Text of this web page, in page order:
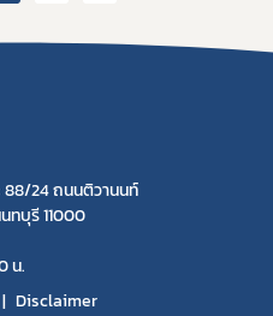
88/24 ถนนติวานนท์
ทบุรี 11000
น.
Disclaimer